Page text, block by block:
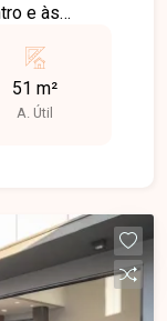
e às
diversos
e
armários
e 01 vaga
elevador,
51 m²
A. Útil